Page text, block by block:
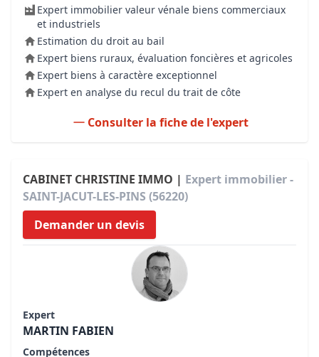
Expert immobilier valeur vénale biens commerciaux
et industriels
Estimation du droit au bail
Expert biens ruraux, évaluation foncières et agricoles
Expert biens à caractère exceptionnel
Expert en analyse du recul du trait de côte
Consulter la fiche de l'expert
CABINET CHRISTINE IMMO | Expert immobilier -
SAINT-JACUT-LES-PINS (56220)
Demander un devis
Expert
MARTIN FABIEN
Compétences